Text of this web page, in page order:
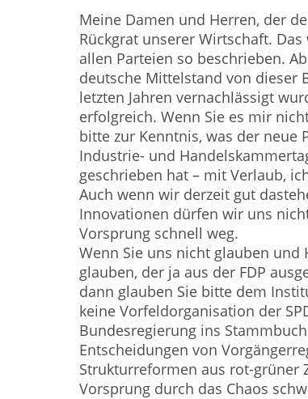
Meine Damen und Herren, der
Rückgrat unserer Wirtschaft.
allen Parteien so beschrieben.
deutsche Mittelstand von dieser
letzten Jahren vernachlässigt
erfolgreich. Wenn Sie es mir
bitte zur Kenntnis, was der neue
Industrie- und
geschrieben hat – mit Verlaub,
Auch wenn wir derzeit gut
Innovationen dürfen wir uns
Vorsprung schnell weg.
Wenn Sie uns nicht glauben und
glauben, der ja aus der FDP
dann glauben Sie bitte dem
keine Vorfeldorganisation der
Bundesregierung ins
Entscheidungen von
Strukturreformen aus rot-grüner
Vorsprung durch das Chaos